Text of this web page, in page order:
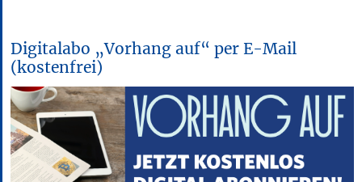
Digitalabo „Vorhang auf“ per E-Mail
(kostenfrei)